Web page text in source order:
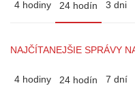
4 hodiny 24 hodín 3 dni
NAJČÍTANEJŠIE SPRÁVY
4 hodiny 24 hodín 7 dní